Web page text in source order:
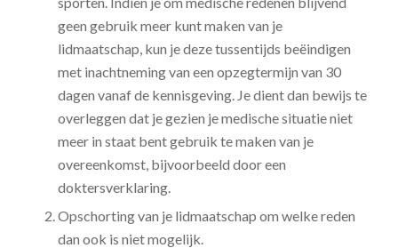
geen gebruik meer kunt maken van je
lidmaatschap, kun je deze tussentijds beëindigen
met inachtneming van een opzegtermijn van 30
dagen vanaf de kennisgeving. Je dient dan bewijs te
overleggen dat je gezien je medische situatie niet
meer in staat bent gebruik te maken van je
overeenkomst, bijvoorbeeld door een
doktersverklaring.
Opschorting van je lidmaatschap om welke reden
dan ook is niet mogelijk.